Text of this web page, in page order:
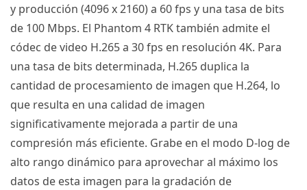
y producción (4096 x 2160) a 60 fps y una tasa de bits
de 100 Mbps. El Phantom 4 RTKtambién admite el
códec de video H.265 a 30 fps en resolución 4K. Para
una tasa de bits determinada, H.265 duplica la
cantidad de procesamiento de imagen que H.264, lo
que resulta en una calidad de imagen
significativamente mejorada a partir de una
compresión más eficiente. Grabe en el modo D-log de
alto rango dinámico para aprovechar al máximo los
datos de esta imagen para la gradación de